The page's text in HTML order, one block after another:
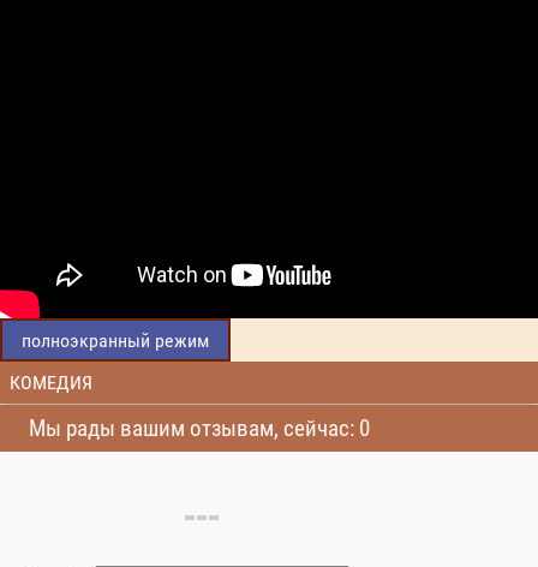
полноэкранный режим
КОМЕДИЯ
Мы рады вашим отзывам, сейчас: 0